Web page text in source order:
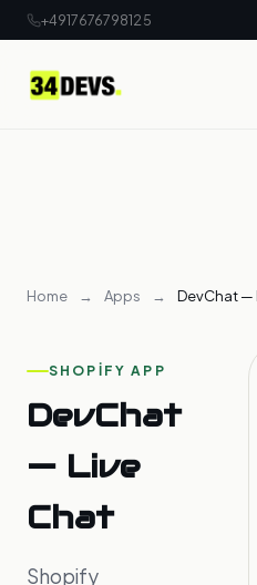
+4917676798125
Home → Apps → DevChat —
SHOPIFY APP
DevChat
— Live
Chat
Shopify